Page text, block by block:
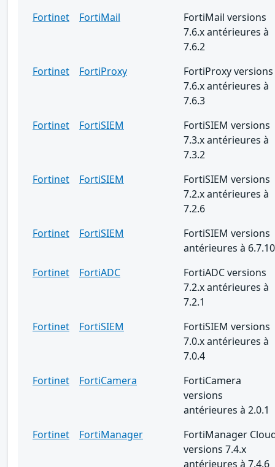
Fortinet
FortiMail
FortiMail versions
7.6.x antérieures à
7.6.2
Fortinet
FortiProxy
FortiProxy versions
7.6.x antérieures à
7.6.3
Fortinet
FortiSIEM
FortiSIEM versions
7.3.x antérieures à
7.3.2
Fortinet
FortiSIEM
FortiSIEM versions
7.2.x antérieures à
7.2.6
Fortinet
FortiSIEM
FortiSIEM versions
antérieures à 6.7.10
Fortinet
FortiADC
FortiADC versions
7.2.x antérieures à
7.2.1
Fortinet
FortiSIEM
FortiSIEM versions
7.0.x antérieures à
7.0.4
Fortinet
FortiCamera
FortiCamera
versions
antérieures à 2.0.1
Fortinet
FortiManager
FortiManager
versions 7.4.x
antérieures à 7.4.6